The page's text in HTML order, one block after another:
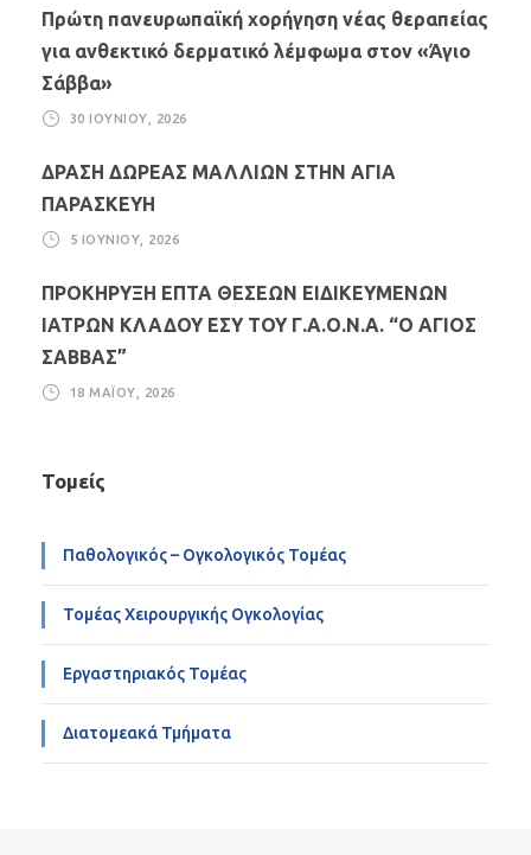
Πρώτη πανευρωπαϊκή χορήγηση νέας θεραπείας
για ανθεκτικό δερματικό λέμφωμα στον «Άγιο
Σάββα»
30 ΙΟΥΝΊΟΥ, 2026
ΔΡΑΣΗ ΔΩΡΕΑΣ ΜΑΛΛΙΩΝ ΣΤΗΝ ΑΓΙΑ
ΠΑΡΑΣΚΕΥΗ
5 ΙΟΥΝΊΟΥ, 2026
ΠΡΟΚΗΡΥΞΗ ΕΠΤΑ ΘΕΣΕΩΝ ΕΙΔΙΚΕΥΜΕΝΩΝ
ΙΑΤΡΩΝ ΚΛΑΔΟΥ ΕΣΥ ΤΟΥ Γ.Α.Ο.Ν.Α. “Ο ΑΓΙΟΣ
ΣΑΒΒΑΣ”
18 ΜΑΪ́ΟΥ, 2026
Τομείς
Παθολογικός – Ογκολογικός Τομέας
Τομέας Χειρουργικής Ογκολογίας
Εργαστηριακός Τομέας
Διατομεακά Τμήματα